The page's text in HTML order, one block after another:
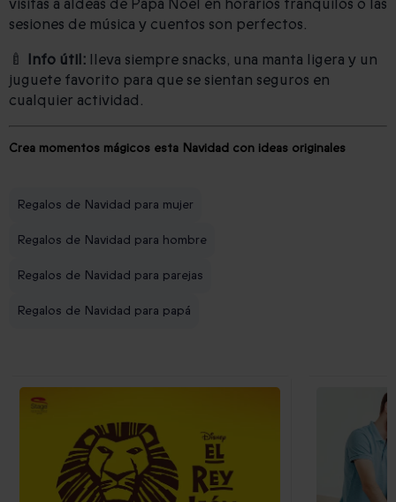
sesiones de música y cuentos son perfectos.
🍼 Info útil: lleva siempre snacks, una manta ligera y un
juguete favorito para que se sientan seguros en
cualquier actividad.
Crea momentos mágicos esta Navidad con ideas originales
Regalos de Navidad para mujer
Regalos de Navidad para hombre
Regalos de Navidad para parejas
Regalos de Navidad para papá